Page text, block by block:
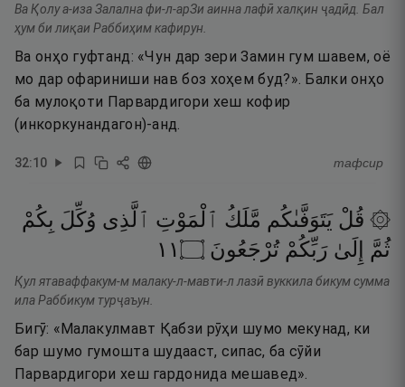
Ва Қолу а-иза Залална фи-л-арЗи аинна лафӣ халқин ҷадӣд. Бал
ҳум би лиқаи Раббиҳим кафирун.
Ва онҳо гуфтанд: «Чун дар зери Замин гум шавем, оё
мо дар офариниши нав боз хоҳем буд?». Балки онҳо
ба мулоқоти Парвардигори хеш кофир
(инкоркунандагон)-анд.
32:10 тафсир
۞ قُلْ يَتَوَفَّىٰكُم مَّلَكُ ٱلْمَوْتِ ٱلَّذِى وُكِّلَ بِكُمْ
ثُمَّ
إِلَىٰ رَبِّكُمْ تُرْجَعُونَ ۝١١
Қул ятаваффакум-м малаку-л-мавти-л лазӣ вуккила бикум сумма
ила Раббикум турҷаъун.
Бигӯ: «Малакулмавт Қабзи рӯҳи шумо мекунад, ки
бар шумо гумошта шудааст, сипас, ба сӯйи
Парвардигори хеш гардонида мешавед».